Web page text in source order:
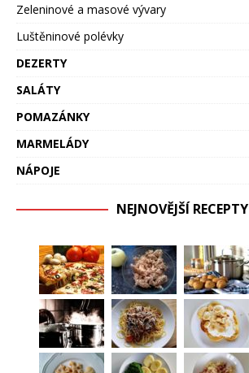
Zeleninové a masové vývary
Luštěninové polévky
DEZERTY
SALÁTY
POMAZÁNKY
MARMELÁDY
NÁPOJE
NEJNOVĚJŠÍ RECEPTY